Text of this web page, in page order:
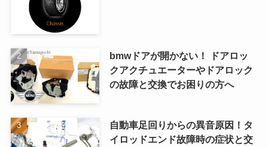
bmwドアが開かない！ ドアロッ
クアクチュエーターやドアロック
の故障と交換でお困りの方へ
自動車足回りからの異音原因！タ
イロッドエンド故障時の症状と交